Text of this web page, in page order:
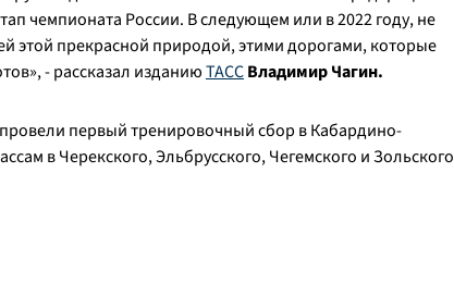
чемпионата России. В следующем или в 2022 году, не
этой прекрасной природой, этими дорогами, которые
- рассказал изданиюТАССВладимир Чагин.
первый тренировочный сбор в Кабардино-
в Черекского, Эльбрусского, Чегемского и Зольского